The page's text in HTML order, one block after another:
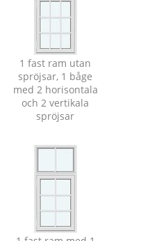
1 fast ram utan
spröjsar, 1 båge
med 2 horisontala
och 2 vertikala
spröjsar